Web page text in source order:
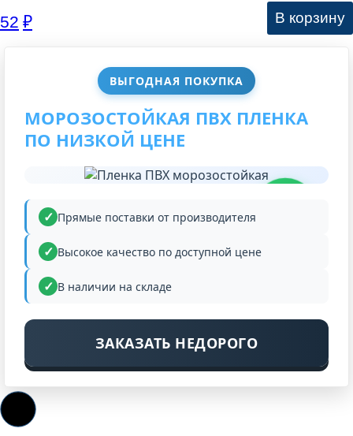
ВЫГОДНАЯ ПОКУПКА
МОРОЗОСТОЙКАЯ ПВХ ПЛЕНКА
ПО НИЗКОЙ ЦЕНЕ
Прямые поставки от производителя
Высокое качество по доступной цене
В наличии на складе
ЗАКАЗАТЬ НЕДОРОГО
52 ₽ В корзину